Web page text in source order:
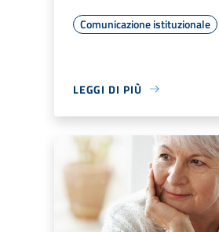
Comunicazione istituzionale
LEGGI DI PIÙ